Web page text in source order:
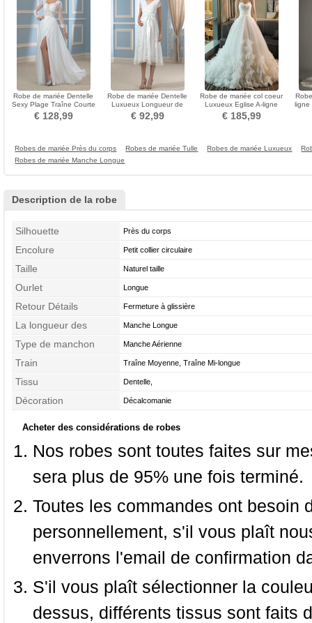
Robe de mariée Dentelle
Sexy Plage Traîne Courte
Manche Aérienne
€ 128,99
Robe de mariée Dentelle
Luxueux Longueur de
genou Taille haute
€ 92,99
Robe de mariée col coeur
Luxueux Eglise A-ligne
Naturel taille
€ 185,99
ligne
Robes de mariée Près du corps Robes de mariée Tulle Robes de mariée Luxueux
Robes de mariée Manche Longue
Description de la robe
Silhouette Près du corps
Encolure Petit collier circulaire
Taille Naturel taille
Ourlet Longue
Retour Détails Fermeture à glissière
La longueur des
manches
Manche Longue
Type de manchon Manche Aérienne
Train Traîne Moyenne, Traîne Mi-longue
Tissu Dentelle,
Décoration Décalcomanie
Acheter des considérations de robes
Nos robes sont toutes faites sur
sera plus de 95% une fois terminé.
Toutes les commandes ont besoin
personnellement, s'il vous plaît
enverrons l'email de confirmation
S'il vous plaît sélectionner la
dessus, différents tissus sont faits